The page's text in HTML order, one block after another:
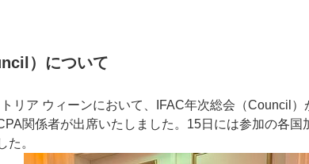
）について
リア ウィーンにおいて、IFAC年次総会（Council
関係者が出席いたしました。15日には参加の各
た。